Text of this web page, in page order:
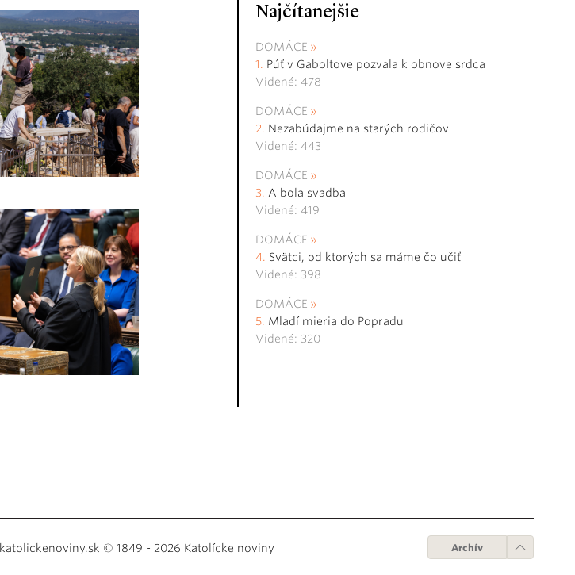
Najčítanejšie
DOMÁCE
Púť v Gaboltove pozvala k obnove srdca
Videné: 478
DOMÁCE
Nezabúdajme na starých rodičov
Videné: 443
DOMÁCE
A bola svadba
Videné: 419
DOMÁCE
Svätci, od ktorých sa máme čo učiť
Videné: 398
DOMÁCE
Mladí mieria do Popradu
Videné: 320
katolickenoviny.sk © 1849 - 2026 Katolícke noviny Archív